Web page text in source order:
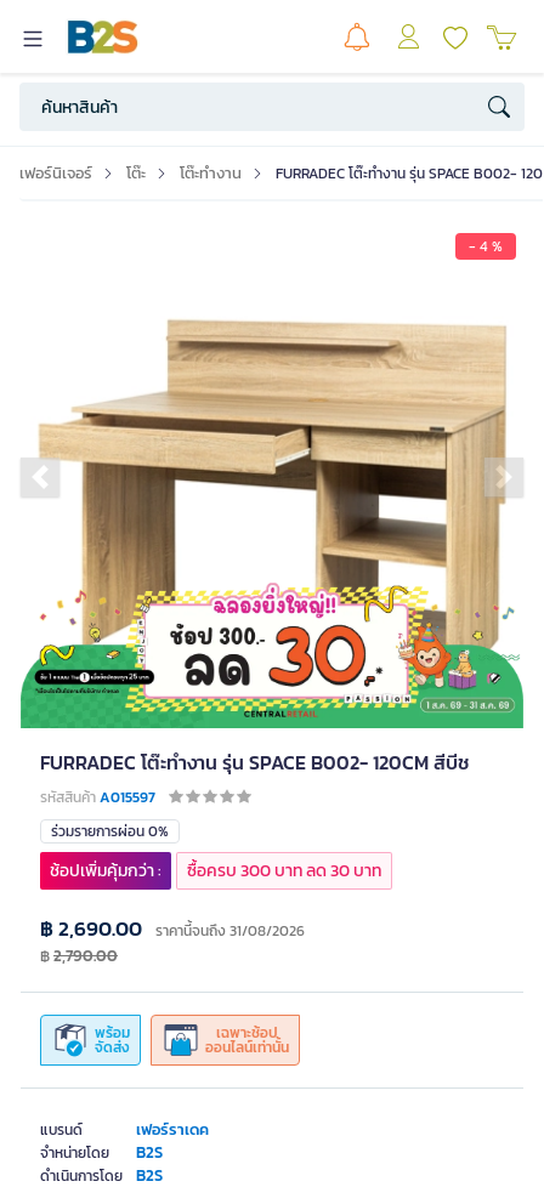
เฟอร์นิเจอร์ โต๊ะ โต๊ะทำงาน FURRADEC โต๊ะทำงาน รุ่น SPACE B002-
- 4 %
Previous slide
FURRADEC โต๊ะทำงาน รุ่น SPACE B002- 120CM สีบีช
รหัสสินค้าA015597
แบรนด์ เฟอร์ราเดค
จำหน่ายโดย B2S
ดำเนินการโดย B2S
ร่วมรายการผ่อน 0%
พร้อม
จัดส่ง
เฉพาะช้อป
ออนไลน์เท่านั้น
฿ 2,690.00 ราคานี้จนถึง 31/08/2026
฿2,790.00
ช้อปเพิ่มคุ้มกว่า : ซื้อครบ 300 บาท ลด 30 บาท